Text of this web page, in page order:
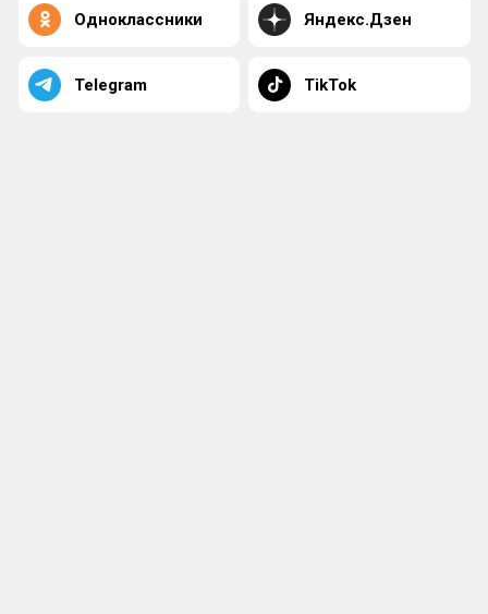
Одноклассники Яндекс.Дзен
Telegram TikTok